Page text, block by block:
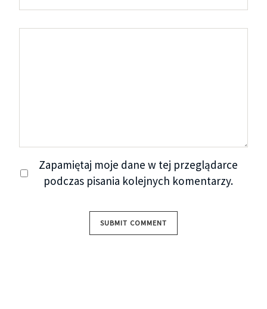
Zapamiętaj moje dane w tej przeglądarce
podczas pisania kolejnych komentarzy.